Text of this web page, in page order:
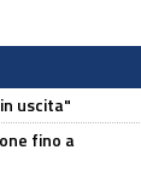
uscita"
fino a